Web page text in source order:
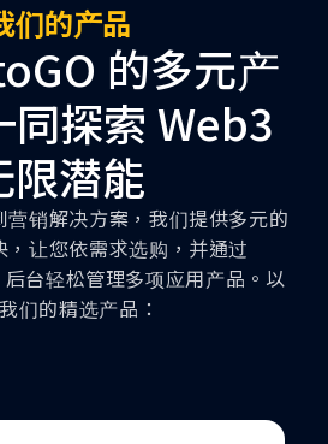
们的产品
的多元产
同探索 Web3
限潜能
营销解决方案，我们提供多元的
，让您依需求选购，并通过
台轻松管理多项应用产品。以
们的精选产品：